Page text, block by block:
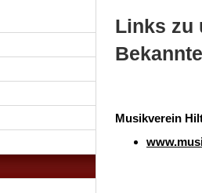
Links zu
Musikverein